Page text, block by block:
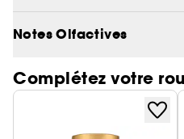
dans la limite des stocks
Notes Olfactives
Complétez votre